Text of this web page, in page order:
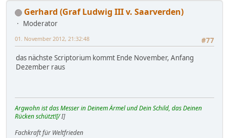
Gerhard (Graf Ludwig III v. Saarverden)
Moderator
#77
01. November 2012, 21:32:48
das nächste Scriptorium kommt Ende November, Anfang
Dezember raus
Argwohn ist das Messer in Deinem Ärmel und Dein Schild, das Deinen
Rücken schützt![/I]
Fachkraft für Weltfrieden